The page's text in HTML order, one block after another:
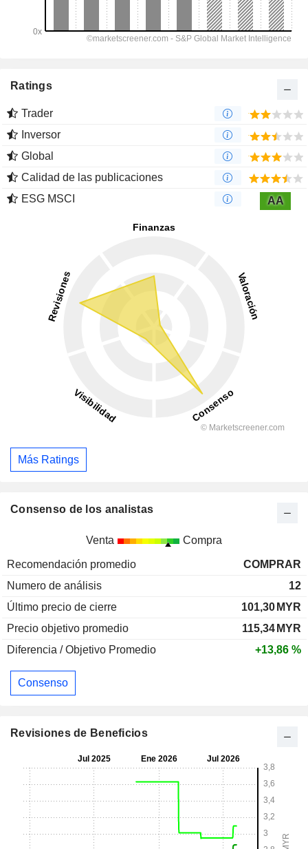
Ratings
Trader
Inversor
Global
Calidad de las publicaciones
ESG MSCI
AA
Más Ratings
Consenso de los analistas
Venta Compra
Recomendación promedio
COMPRAR
Numero de análisis
12
Último precio de cierre
101,30 MYR
Precio objetivo promedio
115,34 MYR
Diferencia / Objetivo Promedio
+13,86 %
Consenso
Revisiones de Beneficios